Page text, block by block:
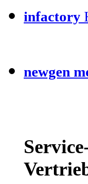
infactory
newgen